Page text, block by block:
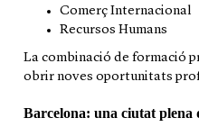
Comerç Internacional
Recursos Humans
La combinació de formació
obrir noves oportunitats
Barcelona: una ciutat plena